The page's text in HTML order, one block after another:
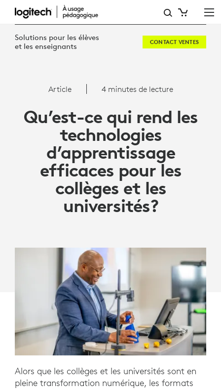
QU’EST-
CE
QUI
TECHNOLOGIES
D’APPRENTISSAGE
EFFICACES
POUR
COLLÈGES
UNIVERSITÉS?
Solutions pour les élèves
et les enseignants
CONTACT VENTES
Article 4 minutes de lecture
Qu’est-ce qui rend les
technologies
d’apprentissage
efficaces pour les
collèges et les
universités?
Alors que les collèges et les universités sont en
pleine transformation numérique, les formats